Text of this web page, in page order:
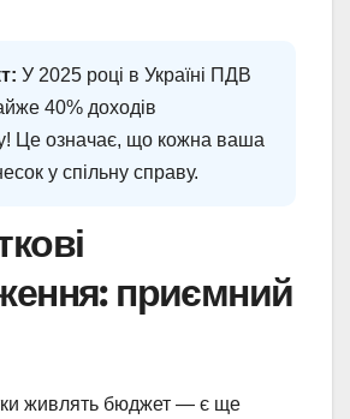
У 2025 році в Україні ПДВ
40% доходів
Це означає, що кожна ваша
у спільну справу.
приємний
живлять бюджет — є ще